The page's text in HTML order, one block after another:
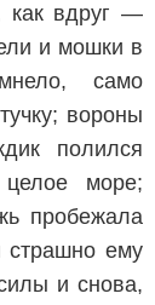
как вдруг —
и мошки в
само
вороны
полился
море;
пробежала
страшно ему
и снова,